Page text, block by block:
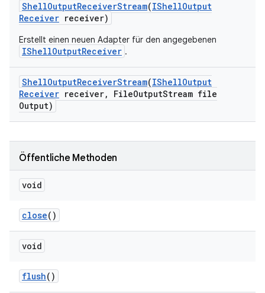
ShellOutputReceiverStream(IShellOutput
Receiver receiver)
Erstellt einen neuen Adapter für den angegebenen
IShellOutputReceiver .
ShellOutputReceiverStream(IShellOutput
Receiver receiver, FileOutputStream file
Output)
Öffentliche Methoden
void
close()
void
flush()